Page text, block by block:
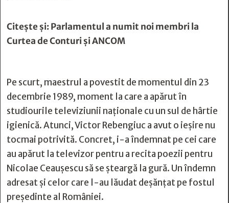
Citește și:Parlamentul a numit noi membri la
Curtea de Conturi și ANCOM
Pe scurt, maestrul a povestit de momentul din 23
decembrie 1989, moment la care a apărut în
studiourile televiziunii naționale cu un sul de hârtie
igienică. Atunci, Victor Rebengiuc a avut o ieșire nu
tocmai potrivită. Concret, i-a îndemnat pe cei care
au apărut la televizor pentru a recita poezii pentru
Nicolae Ceaușescu să se șteargă la gură. Un îndemn
adresat și celor care l-au lăudat deșănțat pe fostul
președinte al României.